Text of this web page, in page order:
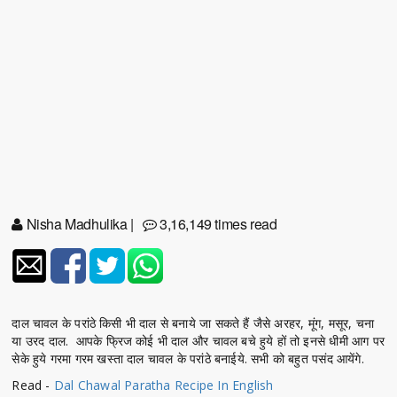
Nisha Madhulika| 3,16,149 times read
दाल चावल के परांठे किसी भी दाल से बनाये जा सकते हैं जैसे अरहर, मूंग, मसूर, चना
या उरद दाल. आपके फ्रिज कोई भी दाल और चावल बचे हुये हों तो इनसे धीमी आग पर
सेके हुये गरमा गरम खस्ता दाल चावल के परांठे बनाईये. सभी को बहुत पसंद आयेंगे.
Read - Dal Chawal Paratha Recipe In English